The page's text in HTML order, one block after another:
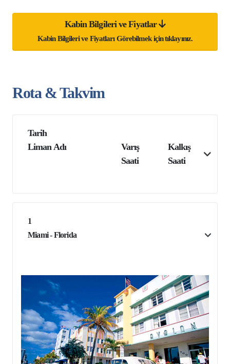
Kabin Bilgileri ve Fiyatlar
Kabin Bilgileri ve Fiyatları Görebilmek için tıklayınız.
Rota & Takvim
Tarih
Liman Adı
Varış
Saati
Kalkış
Saati
1
Miami - Florida